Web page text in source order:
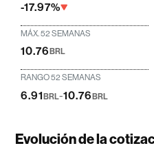
-17.97%
MÁX. 52 SEMANAS
10.76BRL
RANGO 52 SEMANAS
6.91BRL-10.76BRL
Evolución de la